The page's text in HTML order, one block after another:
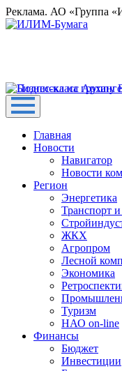
Реклама. АО «Группа
Главная
Новости
Навигатор
Новости
Регион
Энергетика
Транспорт и
ЖКХ
Агропром
Лесной
Экономика
Туризм
НАО on-line
Финансы
Бюджет
Инвестиции